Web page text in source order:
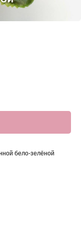
бело-зелёной